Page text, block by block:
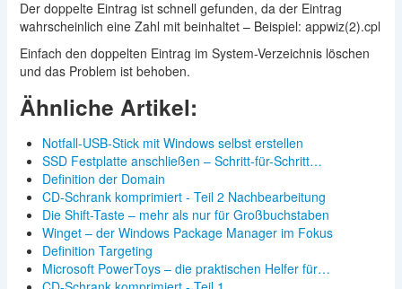
Der doppelte Eintrag ist schnell gefunden, da der Eintrag
wahrscheinlich eine Zahl mit beinhaltet – Beispiel: appwiz(2).cpl
Einfach den doppelten Eintrag im System-Verzeichnis löschen
und das Problem ist behoben.
Ähnliche Artikel:
Notfall-USB-Stick mit Windows selbst erstellen
SSD Festplatte anschließen – Schritt-für-Schritt…
Definition der Domain
CD-Schrank komprimiert - Teil 2 Nachbearbeitung
Die Shift-Taste – mehr als nur für Großbuchstaben
Winget – der Windows Package Manager im Fokus
Definition Targeting
Microsoft PowerToys – die praktischen Helfer für…